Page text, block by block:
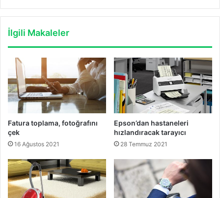
İlgili Makaleler
Fatura toplama, fotoğrafını
çek
16 Ağustos 2021
Epson’dan hastaneleri
hızlandıracak tarayıcı
28 Temmuz 2021